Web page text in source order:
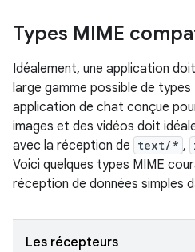
Types MIME
Idéalement, une application
large gamme possible de types
application de chat conçue
images et des vidéos doit
avec la réception de text/* ,
Voici quelques types MIME
réception de données simples
Les récepteurs